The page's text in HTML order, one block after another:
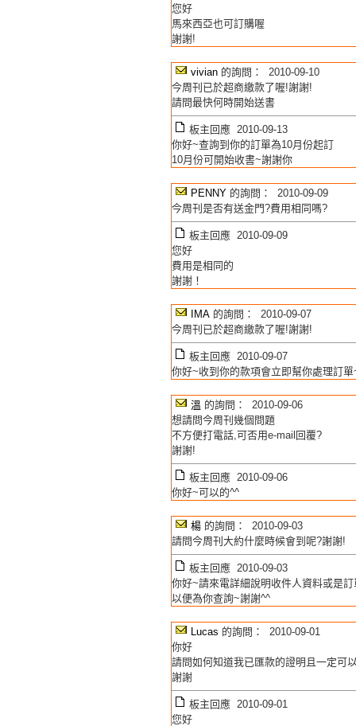
您好
馬來西亞也可訂購喔
謝謝!
vivian 的詢問： 2010-09-10
今周刊已於超商繳款了喔!謝謝!
請問最快何時開始送書
板主回應 2010-09-13
你好~查詢到你的訂單為10月份起訂
10月份可開始收書~謝謝你
PENNY 的詢問： 2010-09-09
今周刊是否有送金門?費用相同嗎?
板主回應 2010-09-09
您好
費用是相同的
謝謝！
IMA 的詢問： 2010-09-07
今周刊已於超商繳款了喔!謝謝!
板主回應 2010-09-07
你好~收到你的款項會立即幫你處理訂
溫 的詢問： 2010-09-06
想請問今周刊幾個問題
不方便打電話,可否用e-mail回覆?
謝謝!
板主回應 2010-09-06
你好~可以的^^
楊 的詢問： 2010-09-03
請問今周刊大約什麼時候會到呢?謝謝!
板主回應 2010-09-03
你好~請來電詳細說明收件人資料或是訂
以便為你查詢~謝謝^^
Lucas 的詢問： 2010-09-01
你好
請問如何知道我已匯款的證明且一定可
謝謝
板主回應 2010-09-01
您好